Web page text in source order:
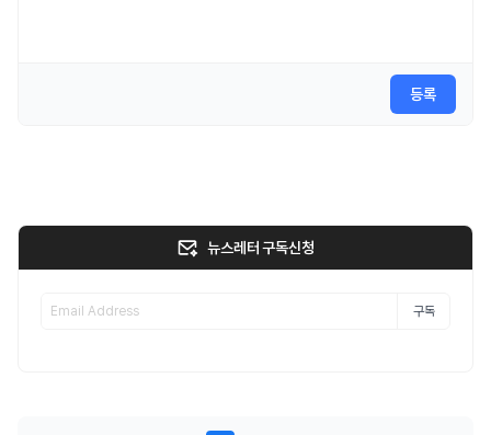
등록
뉴스레터 구독신청
구독